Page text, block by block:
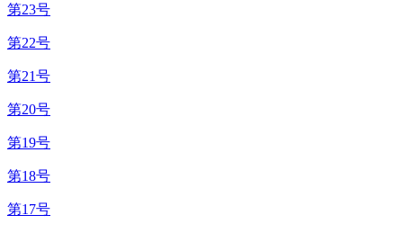
第23号
第22号
第21号
第20号
第19号
第18号
第17号